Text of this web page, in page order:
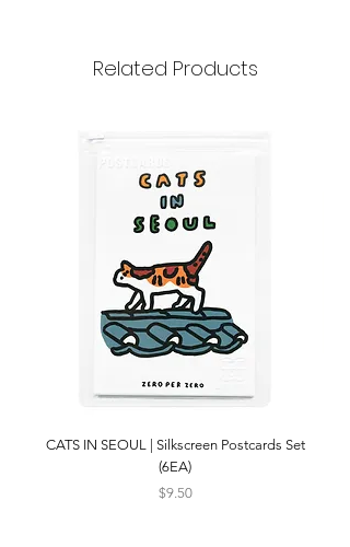
Related Products
CATS IN SEOUL | Silkscreen Postcards Set
(6EA)
Price
$9.50